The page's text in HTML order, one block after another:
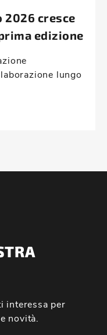
2026 cresce
edizione
lungo
interessa per
novità.